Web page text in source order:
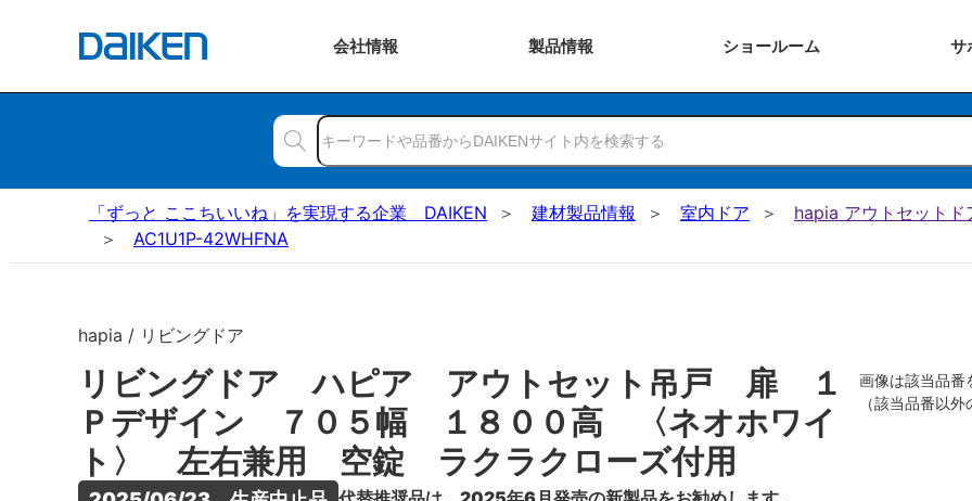
会社情報 製品情報 ショールーム サ
「ずっと ここちいいね」を実現する企業 DAIKEN 建材製品情報 室内ドア
hapia アウトセットド
AC1U1P-42WHFNA
hapia / リビングドア
リビングドア ハピア アウトセット吊戸 扉 １
Ｐデザイン ７０５幅 １８００高 〈ネオホワイ
ト〉 左右兼用 空錠 ラクラクローズ付用
画像は該当品番
（該当品番以